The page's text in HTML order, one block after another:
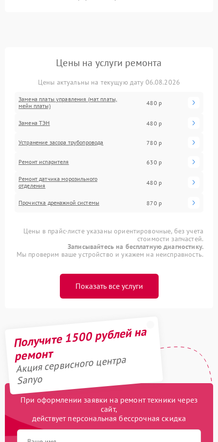
Цены на услуги ремонта
Цены актуальны на текущую дату 06.08.2026
Замена платы управления (мат.платы,
мейн платы)
480 р
Замена ТЭН 480 р
Устранение засора трубопровода 780 р
Ремонт испарителя 630 р
Ремонт датчика морозильного
отделения
480 р
Прочистка дренажной системы 870 р
Цены в прайс-листе указаны ориентировочные, без учета
стоимости запчастей.
Записывайтесь на бесплатную диагностику.
Мы проверим ваше устройство и укажем на неисправность.
Показать все услуги
Получите 1500 рублей на
ремонт
Акция сервисного центра
Sanyo
При оформлении заявки на ремонт техники через
сайт,
действует персональная бессрочная скидка